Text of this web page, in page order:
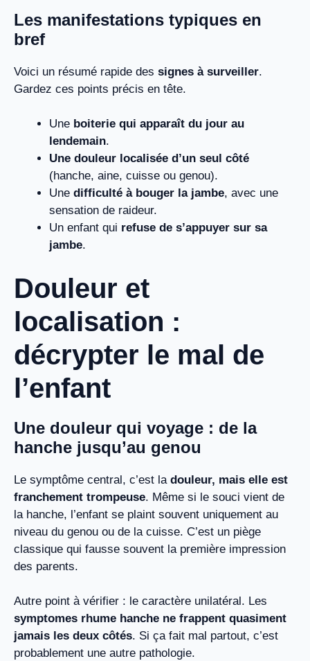
Les manifestations typiques en
bref
Voici un résumé rapide des signes à surveiller.
Gardez ces points précis en tête.
Une boiterie qui apparaît du jour au
lendemain.
Une douleur localisée d’un seul côté
(hanche, aine, cuisse ou genou).
Une difficulté à bouger la jambe, avec une
sensation de raideur.
Un enfant qui refuse de s’appuyer sur sa
jambe.
Douleur et
localisation :
décrypter le mal de
l’enfant
Une douleur qui voyage : de la
hanche jusqu’au genou
Le symptôme central, c’est la douleur, mais elle est
franchement trompeuse. Même si le souci vient de
la hanche, l’enfant se plaint souvent uniquement au
niveau du genou ou de la cuisse. C’est un piège
classique qui fausse souvent la première impression
des parents.
Autre point à vérifier : le caractère unilatéral. Les
symptomes rhume hanche ne frappent quasiment
jamais les deux côtés. Si ça fait mal partout, c’est
probablement une autre pathologie.